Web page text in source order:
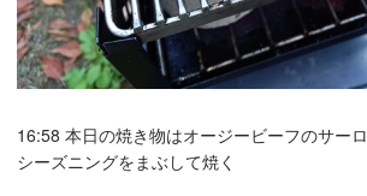
16:58 本日の焼き物はオージービーフのサー
シーズニングをまぶして焼く